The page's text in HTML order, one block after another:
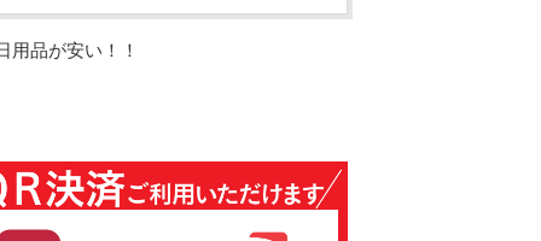
用品が安い！！